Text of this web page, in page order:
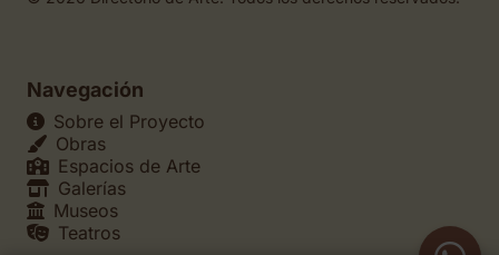
Navegación
Sobre el Proyecto
Obras
Espacios de Arte
Galerías
Museos
Teatros